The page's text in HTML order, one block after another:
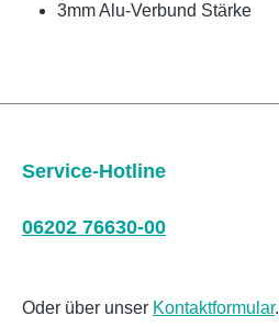
3mm Alu-Verbund Stärke
Service-Hotline
06202 76630-00
Oder über unser Kontaktformular.